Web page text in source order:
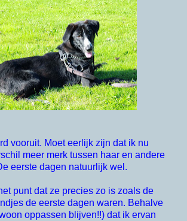
vooruit. Moet eerlijk zijn dat ik nu
meer merk tussen haar en andere
eerste dagen natuurlijk wel.
punt dat ze precies zo is zoals de
de eerste dagen waren. Behalve
oppassen blijven!!) dat ik ervan